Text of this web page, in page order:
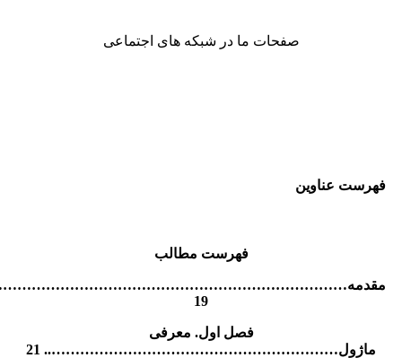
فهرست عناوین
فهرست مطالب
19
فصل اول. معرفی
ماژول…………………………………………………….. 21
صفحات ما در شبکه های اجتماعی